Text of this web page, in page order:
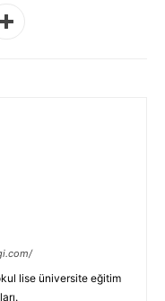
lise üniversite eğitim